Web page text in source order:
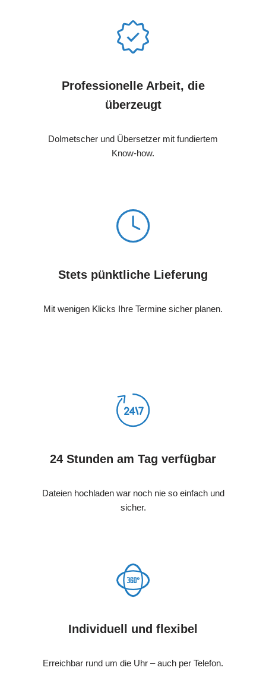
Professionelle Arbeit, die
überzeugt
Dolmetscher und Übersetzer mit fundiertem
Know-how.
Stets pünktliche Lieferung
Mit wenigen Klicks Ihre Termine sicher planen.
24 Stunden am Tag verfügbar
Dateien hochladen war noch nie so einfach und
sicher.
Individuell und flexibel
Erreichbar rund um die Uhr – auch per Telefon.